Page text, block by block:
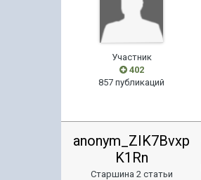
Участник
402
857 публикаций
anonym_ZIK7Bvxp
K1Rn
Старшина 2 статьи